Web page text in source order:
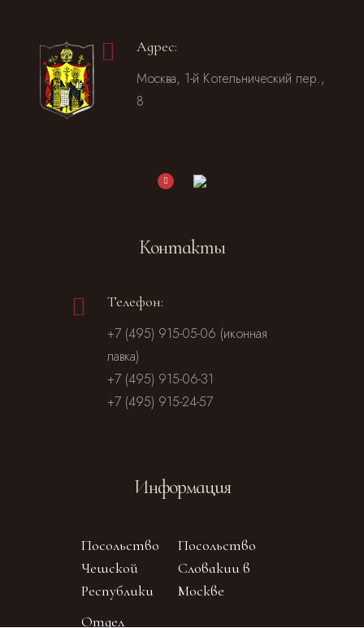
Адрес:
Москва, 1-й Котельнический пер.,
8
Контакты
Телефон:
+7 (495) 915-05-06 (иконная
лавка)
+7 (495) 915-06-31
+7 (495) 915-24-57
Информация
Посольство
Чешской
Республики
Посольство
Словакии в
Москве
Отдел